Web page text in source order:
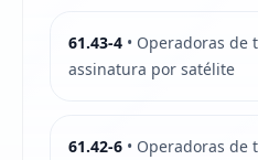
61.43-4 • Operadoras de
assinatura por satélite
61.42-6 • Operadoras de